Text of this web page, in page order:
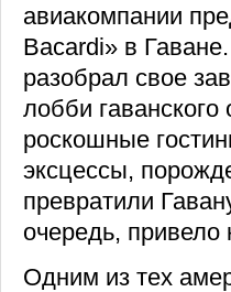
авиакомпании
Bacardi» в
разобрал свое
лобби
роскошные
эксцессы,
превратили
очередь,
Одним из тех